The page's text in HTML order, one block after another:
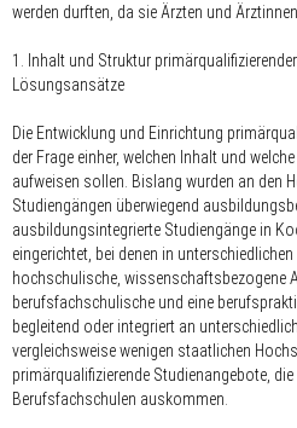
werden durften, da sie Ärzten und
1. Inhalt und Struktur
Lösungsansätze
Die Entwicklung und Einrichtung
der Frage einher, welchen Inhalt und
aufweisen sollen. Bislang wurden an den
Studiengängen überwiegend
ausbildungsintegrierte Studiengänge in
eingerichtet, bei denen in
hochschulische, wissenschaftsbezogene
berufsfachschulische und eine
begleitend oder integriert an
vergleichsweise wenigen staatlichen
primärqualifizierende Studienangebote,
Berufsfachschulen auskommen.